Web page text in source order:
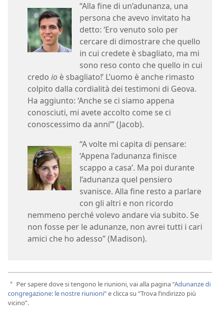
“Alla fine di un’adunanza, una
persona che avevo invitato ha
detto: ‘Ero venuto solo per
cercare di dimostrare che quello
in cui credete è sbagliato, ma mi
sono reso conto che quello in cui
credo io è sbagliato!’ L’uomo è anche rimasto
colpito dalla cordialità dei testimoni di Geova.
Ha aggiunto: ‘Anche se ci siamo appena
conosciuti, mi avete accolto come se ci
conoscessimo da anni’” (Jacob).
“A volte mi capita di pensare:
‘Appena l’adunanza finisce
scappo a casa’. Ma poi durante
l’adunanza quel pensiero
svanisce. Alla fine resto a parlare
con gli altri e non ricordo
nemmeno perché volevo andare via subito. Se
non fosse per le adunanze, non avrei tutti i cari
amici che ho adesso” (Madison).
a Per sapere dove si tengono le riunioni, vai alla pagina “Adunanze di
congregazione: le nostre riunioni” e clicca su “Trova l’indirizzo più
vicino”.